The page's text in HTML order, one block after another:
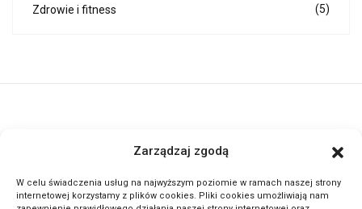
Zarządzaj zgodą
W celu świadczenia usług na najwyższym poziomie w ramach naszej strony
internetowej korzystamy z plików cookies. Pliki cookies umożliwiają nam
Zdrowie i fitness (5)
informacji na przeróżne tematy. Dołącz do naszej społeczności,